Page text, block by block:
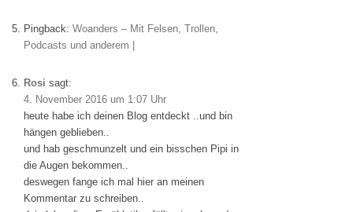
Pingback: Woanders – Mit Felsen, Trollen,
Podcasts und anderem |
Rosi sagt:
4. November 2016 um 1:07 Uhr
heute habe ich deinen Blog entdeckt ..und bin
hängen geblieben..
und hab geschmunzelt und ein bisschen Pipi in
die Augen bekommen..
deswegen fange ich mal hier an meinen
Kommentar zu schreiben..